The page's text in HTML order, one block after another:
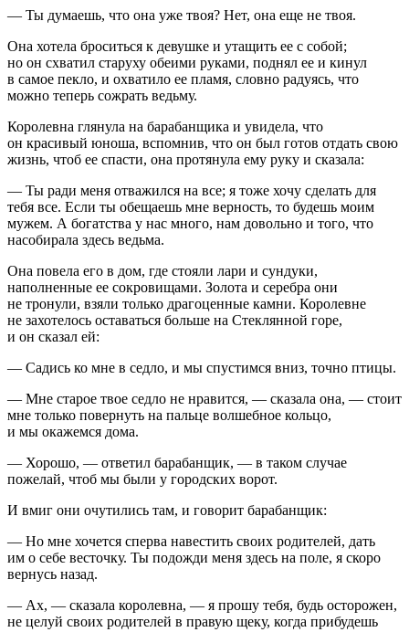
— Ты думаешь, что она уже твоя? Нет, она еще не твоя.
Она хотела броситься к девушке и утащить ее с собой;
но он схватил старуху обеими руками, поднял ее и кинул
в самое пекло, и охватило ее пламя, словно радуясь, что
можно теперь сожрать ведьму.
Королевна глянула на барабанщика и увидела, что
он красивый юноша, вспомнив, что он был готов отдать свою
жизнь, чтоб ее спасти, она протянула ему руку и сказала:
— Ты ради меня отважился на все; я тоже хочу сделать для
тебя все. Если ты обещаешь мне верность, то будешь моим
мужем. А богатства у нас много, нам довольно и того, что
насобирала здесь ведьма.
Она повела его в дом, где стояли лари и сундуки,
наполненные ее сокровищами. Золота и серебра они
не тронули, взяли только драгоценные камни. Королевне
не захотелось оставаться больше на Стеклянной горе,
и он сказал ей:
— Садись ко мне в седло, и мы спустимся вниз, точно птицы.
— Мне старое твое седло не нравится, — сказала она, — стоит
мне только повернуть на пальце волшебное кольцо,
и мы окажемся дома.
— Хорошо, — ответил барабанщик, — в таком случае
пожелай, чтоб мы были у городских ворот.
И вмиг они очутились там, и говорит барабанщик:
— Но мне хочется сперва навестить своих родителей, дать
им о себе весточку. Ты подожди меня здесь на поле, я скоро
вернусь назад.
— Ах, — сказала королевна, — я прошу тебя, будь осторожен,
не целуй своих родителей в правую щеку, когда прибудешь